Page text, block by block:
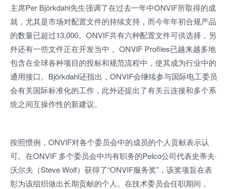
主席Per Björkdahl先生强调了在过去一年中ONVIF所取得的成
就，尤其是市场对配置文件的持续支持，而今年年初合规产品
的数量已超过13,000。ONVIF共有六种配置文件可供选择，另
外还有一些文件正在开发当中， ONVIF Profiles已越来越多地
包含在全球各种项目的投标和规范流程中，使其成为行业中的
通用接口。Björkdahl还指出，ONVIF会继续参与国际电工委员
会有关国际标准化的工作，此外还提出了有关云连接和多个系
统之间互操作性的新建议。
按照惯例，ONVIF对各个委员会中的成员的个人贡献表示认
可。在ONVIF 多个委员会中均有职务的Pelco公司代表史蒂夫·
沃尔夫（Steve Wolf）获得了“ONVIF服务奖”，该奖项旨在表
彰为该组织做出长期贡献的个人。在技术委员会任职期间，